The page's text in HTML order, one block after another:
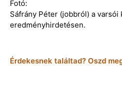
Fotó:
Sáfrány Péter (jobbról) a varsói
eredményhirdetésen.
Érdekesnek találtad? Oszd